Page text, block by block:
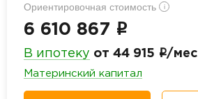
Ориентировочная стоимость i
6 610 867 i
В ипотеку от 44 915 i/мес
Материнский капитал